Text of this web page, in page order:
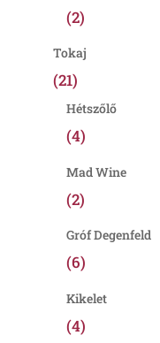
(2)
Tokaj
(21)
Hétszőlő
(4)
Mad Wine
(2)
Gróf Degenfeld
(6)
Kikelet
(4)